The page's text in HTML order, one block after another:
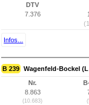
DTV
7.376
Infos...
B 239 Wagenfeld-Bockel
Nr.
8.863
(10.683)